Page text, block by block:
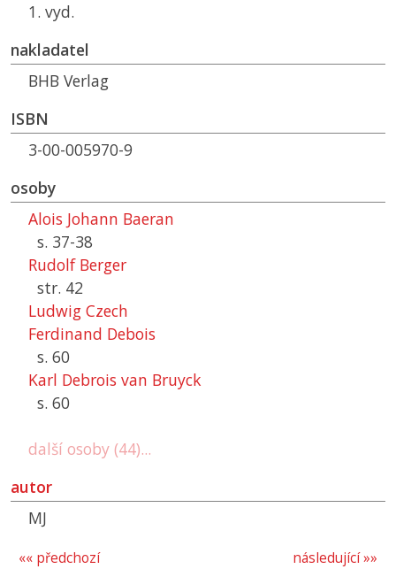
1. vyd.
nakladatel
BHB Verlag
ISBN
3-00-005970-9
osoby
Alois Johann Baeran
s. 37-38
Rudolf Berger
str. 42
Ludwig Czech
Ferdinand Debois
s. 60
Karl Debrois van Bruyck
s. 60
další osoby (44)...
autor
MJ
následující »»
«« předchozí